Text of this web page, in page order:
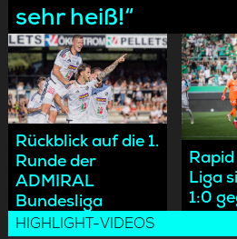
sehr heiß!“
Rückblick auf die 1.
Runde der
ADMIRAL
Bundesliga
Liga
1:0
HIGHLIGHT-VIDEOS